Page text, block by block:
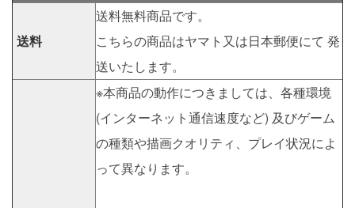
送料
送料無料商品です。
こちらの商品はヤマト又は日本郵便にて 発
送いたします。
※本商品の動作につきましては、各種環境
(インターネット通信速度など) 及びゲーム
の種類や描画クオリティ、プレイ状況によ
って異なります。